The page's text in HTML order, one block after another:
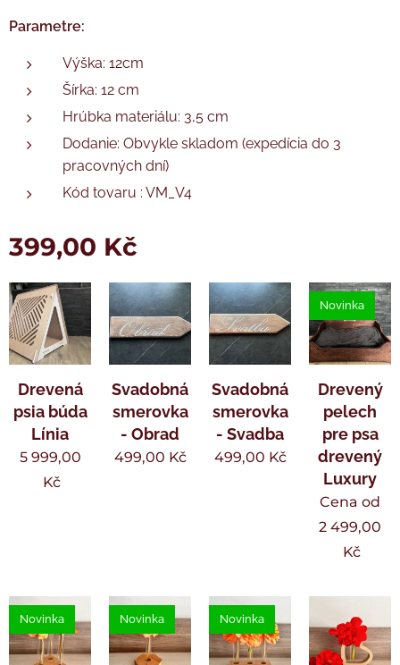
Parametre:
Výška: 12cm
Šírka: 12 cm
Hrúbka materiálu: 3,5 cm
Dodanie: Obvykle skladom (expedícia do 3
pracovných dní)
Kód tovaru : VM_V4
399,00 Kč
Drevená
psia búda
Línia
5 999,00
Kč
Svadobná
smerovka
- Obrad
499,00 Kč
Svadobná
smerovka
- Svadba
499,00 Kč
Drevený
pelech
pre psa
drevený
Luxury
Novinka
Cena od
2 499,00
Kč
Novinka Novinka Novinka